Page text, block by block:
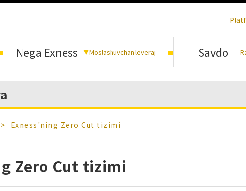
Nega Exness Moslashuvchan leveraj Savdo
Exness'ning Zero Cut tizimi
Zero Cut tizimi